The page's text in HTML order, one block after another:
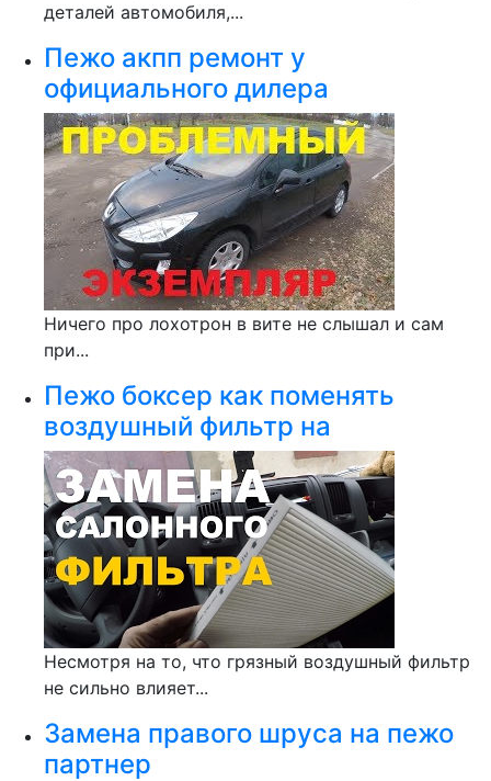
деталей автомобиля,...
Пежо акпп ремонт у
официального дилера
Ничего про лохотрон в вите не слышал и сам
при...
Пежо боксер как поменять
воздушный фильтр на
Несмотря на то, что грязный воздушный фильтр
не сильно влияет...
Замена правого шруса на пежо
партнер